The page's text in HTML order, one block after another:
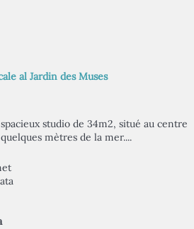
al Jardin des Muses
studio de 34m2, situé au centre
mètres de la mer....